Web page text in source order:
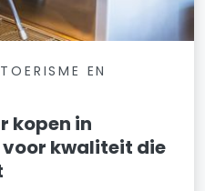
EN
kopen in
kwaliteit die